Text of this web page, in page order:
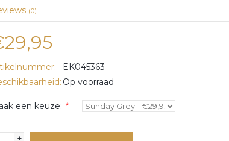
(0)
EK045363
Op voorraad
een keuze: *
+